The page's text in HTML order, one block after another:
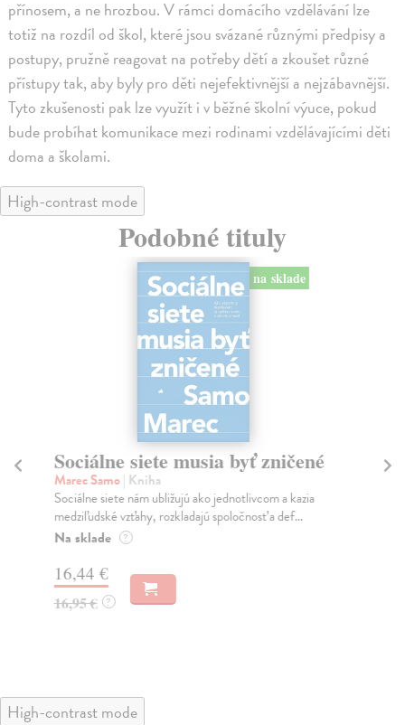
přínosem, a ne hrozbou. V rámci domácího vzdělávání lze
totiž na rozdíl od škol, které jsou svázané různými předpisy a
postupy, pružně reagovat na potřeby dětí a zkoušet různé
přístupy tak, aby byly pro děti nejefektivnější a nejzábavnější.
Tyto zkušenosti pak lze využít i v běžné školní výuce, pokud
bude probíhat komunikace mezi rodinami vzdělávajícími děti
doma a školami.
High-contrast mode
Podobné tituly
na sklade
Sociálne siete musia byť zničené
Marec Samo| Kniha
Sociálne siete nám ubližujú ako jednotlivcom a kazia
medziľudské vzťahy, rozkladajú spoločnosť a def...
Na sklade ?
16,44 €
16,95 € ?
High-contrast mode